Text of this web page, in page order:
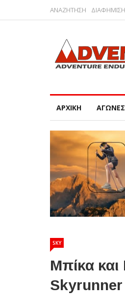
ΑΝΑΖΗΤΗΣΗ ΔΙΑΦΗΜΙΣΗ
ΑΡΧΙΚΗ ΑΓΩΝΕΣ
SKY
Μπίκα και